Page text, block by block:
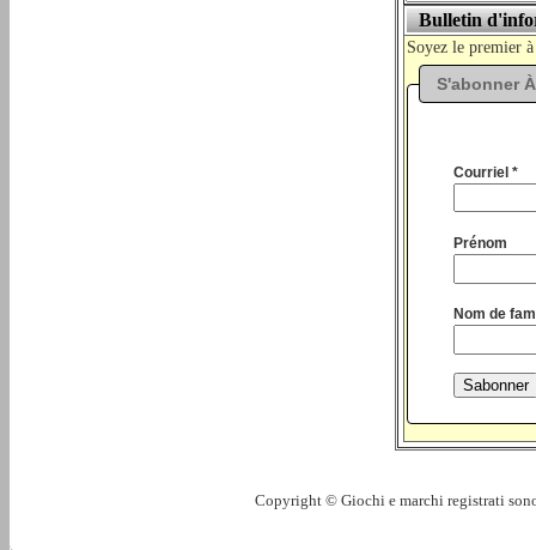
Bulletin
Soyez le premier
S'abonner
Courriel *
Prénom
Nom de
Copyright © Giochi e marchi registrati